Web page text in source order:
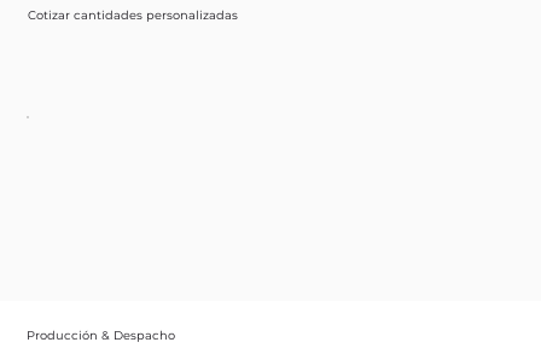
Cotizar cantidades personalizadas
Producción & Despacho